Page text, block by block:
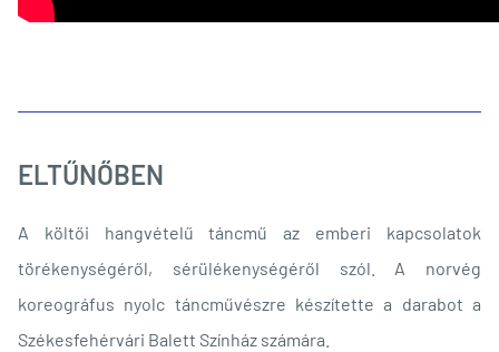
ELTŰNŐBEN
A költői hangvételű táncmű az emberi kapcsolatok
törékenységéről, sérülékenységéről szól. A norvég
koreográfus nyolc táncművészre készítette a darabot a
Székesfehérvári Balett Színház számára.